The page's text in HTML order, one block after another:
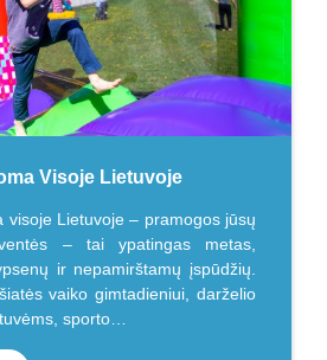
Visoje Lietuvoje
visoje Lietuvoje – pramogos jūsų
– tai ypatingas metas,
ir nepamirštamų įspūdžių.
vaiko gimtadieniui, darželio
sporto…